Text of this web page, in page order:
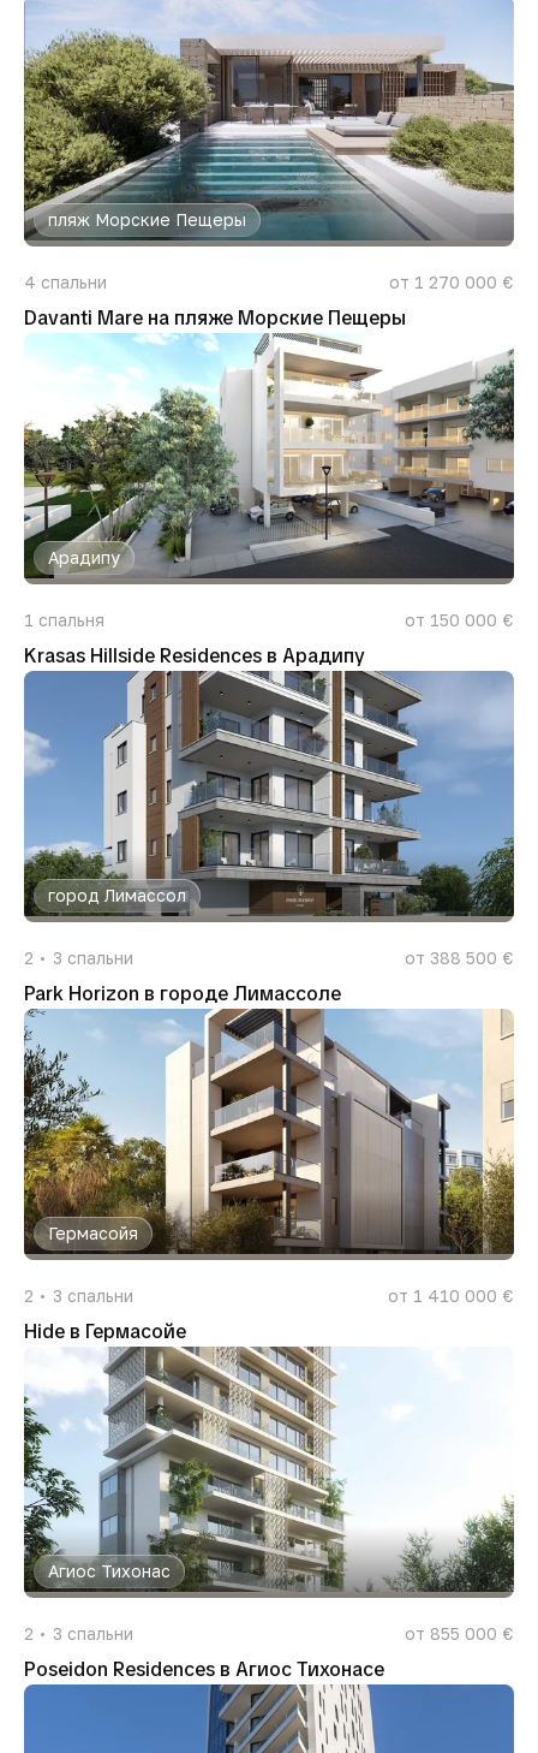
пляж Морские Пещеры
4 спальни от 1 270 000 €
Davanti Mare на пляже Морские Пещеры
Арадипу
1 спальня от 150 000 €
Krasas Hillside Residences в Арадипу
город Лимассол
2 3 спальни от 388 500 €
Park Horizon в городе Лимассоле
Гермасойя
2 3 спальни от 1 410 000 €
Hide в Гермасойе
Агиос Тихонас
2 3 спальни от 855 000 €
Poseidon Residences в Агиос Тихонасе